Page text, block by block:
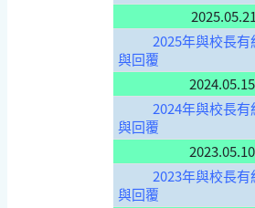
2025年與校長有
與回覆
2024.05.15
2024年與校長有
與回覆
2023.05.10
2023年與校長有
與回覆